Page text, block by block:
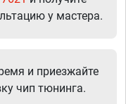
у мастера.
и приезжайте
чип тюнинга.